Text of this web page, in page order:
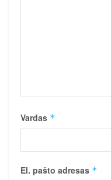
Vardas *
El. pašto adresas *